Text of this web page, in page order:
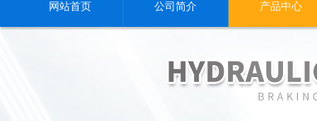
网站首页 公司简介 产品中心